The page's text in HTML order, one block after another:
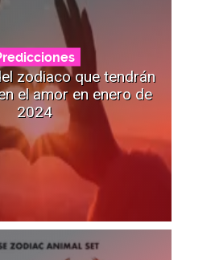
zodiaco que tendrán
el amor en enero de
2024